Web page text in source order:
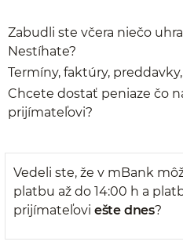
Zabudli ste včera niečo
Nestíhate?
Termíny, faktúry,
Chcete dostať peniaze čo
prijímateľovi?
Vedeli ste, že v mBank
platbu až do 14:00 h a
prijímateľovi ešte dnes?